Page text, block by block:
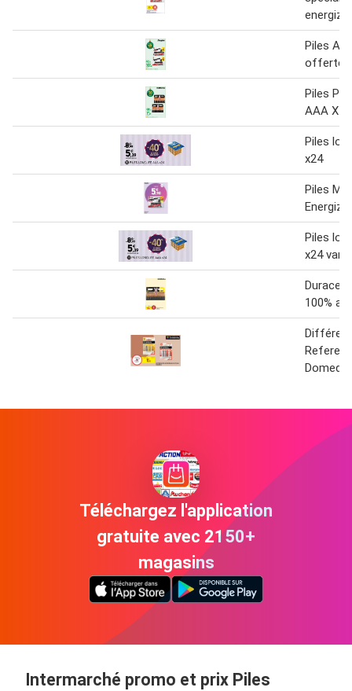
energizer
Piles AA
offertes
Piles
AAA X12
Piles
x24
Piles
Energizer
Piles
x24 varta
Duracell
100% aa
Domedia
Téléchargez l'application
gratuite avec 2150+
magasins
Intermarché promo et prix Piles